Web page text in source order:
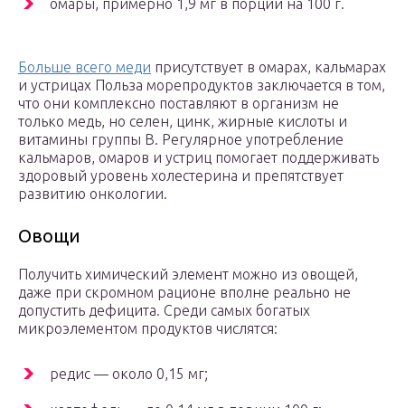
омары, примерно 1,9 мг в порции на 100 г.
Больше всего меди присутствует в омарах, кальмарах
и устрицах Польза морепродуктов заключается в том,
что они комплексно поставляют в организм не
только медь, но селен, цинк, жирные кислоты и
витамины группы В. Регулярное употребление
кальмаров, омаров и устриц помогает поддерживать
здоровый уровень холестерина и препятствует
развитию онкологии.
Овощи
Получить химический элемент можно из овощей,
даже при скромном рационе вполне реально не
допустить дефицита. Среди самых богатых
микроэлементом продуктов числятся:
редис — около 0,15 мг;